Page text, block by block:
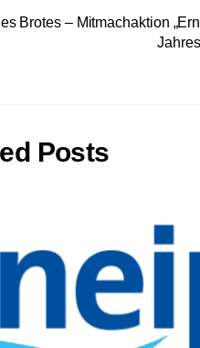
Brotes – Mitmachaktion
Posts